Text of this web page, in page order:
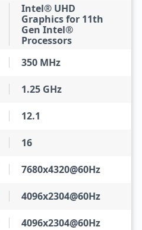
Intel® UHD
Graphics for 11th
Gen Intel®
Processors
350 MHz
1.25 GHz
12.1
16
7680x4320@60Hz
4096x2304@60Hz
4096x2304@60Hz